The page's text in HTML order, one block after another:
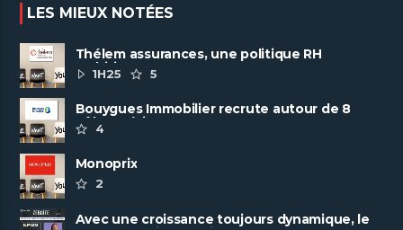
LES MIEUX NOTÉES
Thélem assurances, une politique RH
ambitieuse
1H25 5
Bouygues Immobilier recrute autour de 8
pôles métiers
4
Monoprix
2
Avec une croissance toujours dynamique, le